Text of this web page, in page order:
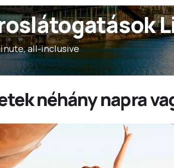
all-inclusive
néhány napra